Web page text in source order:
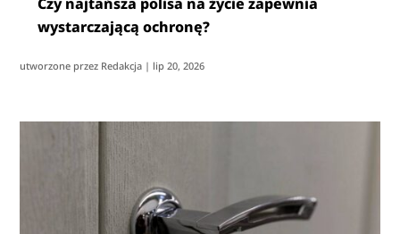
wystarczającą ochronę?
utworzone przez Redakcja | lip 20, 2026